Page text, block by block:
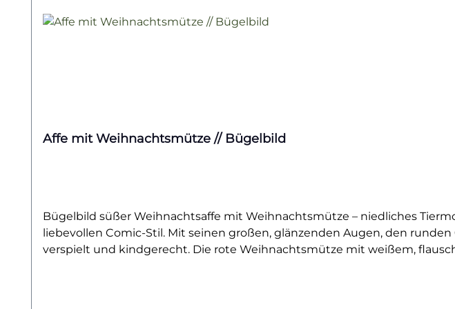
Affe mit Weihnachtsmütze // Bügelbild
Bügelbild süßer Weihnachtsaffe mit Weihnachtsmütze – niedliches Tiermotiv für Winter & DIY Dieses charmante
liebevollen Comic-Stil. Mit seinen großen, glänzenden Augen, den
verspielt und kindgerecht. Die rote Weihnachtsmütze mit weißem,